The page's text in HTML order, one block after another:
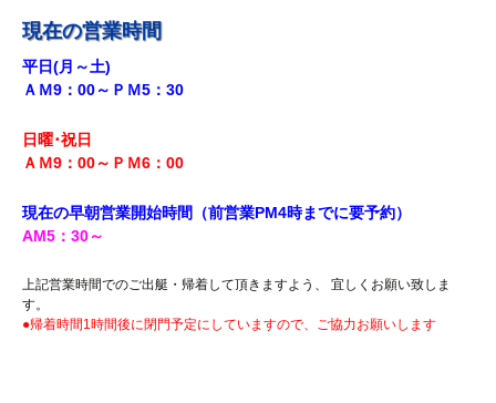
R5.9.28 釣果情報更新しました。
R5.9.18釣果情報更新しました。
R5.8.12 釣果情報更新しました。
R5.7.29 釣果情報更新しました。
R5.7.27 釣果情報更新しました。
R5.7.16 釣果情報更新しました。
R5.7.3 釣果情報更新しました。
現在の営業時間
平日(月～土)
ＡＭ9：00～ＰＭ5：30
日曜･祝日
ＡＭ9：00～ＰＭ6 ：00
現在の早朝営業開始時間（前営業PM4時までに要予約）
AM5 ：30～
上記営業時間でのご出艇・帰着して頂きますよう、 宜しくお願い致しま
す。
●帰着時間1時間後に閉門予定にしていますので、ご協力お願いします